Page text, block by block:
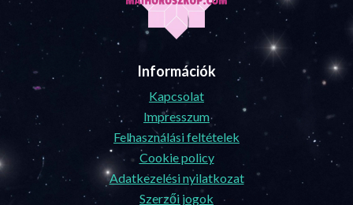
Információk
Kapcsolat
Impresszum
Felhasználási feltételek
Cookie policy
Adatkezelési nyilatkozat
Szerzői jogok